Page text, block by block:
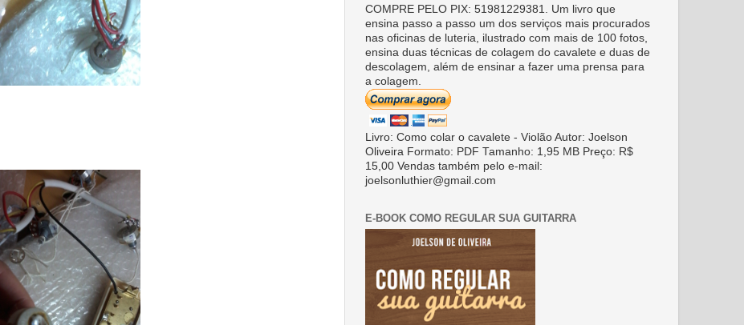
COMPRE PELO PIX: 51981229381. Um livro que
ensina passo a passo um dos serviços mais procurados
nas oficinas de luteria, ilustrado com mais de 100 fotos,
ensina duas técnicas de colagem do cavalete e duas de
descolagem, além de ensinar a fazer uma prensa para
a colagem.
Livro: Como colar o cavalete - Violão Autor: Joelson
Oliveira Formato: PDF Tamanho: 1,95 MB Preço: R$
15,00 Vendas também pelo e-mail:
joelsonluthier@gmail.com
E-BOOK COMO REGULAR SUA GUITARRA